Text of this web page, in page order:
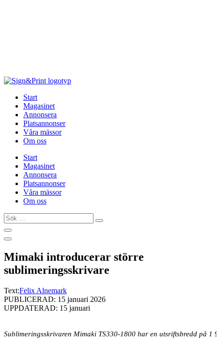
Start
Magasinet
Annonsera
Platsannonser
Våra mässor
Om oss
Start
Magasinet
Annonsera
Platsannonser
Våra mässor
Om oss
Sök
…
Mimaki introducerar större
sublimeringsskrivare
Text:Felix Alnemark
PUBLICERAD: 15 januari 2026
UPPDATERAD: 15 januari
Sublimeringsskrivaren Mimaki TS330-1800 har en utsriftsbredd på 1